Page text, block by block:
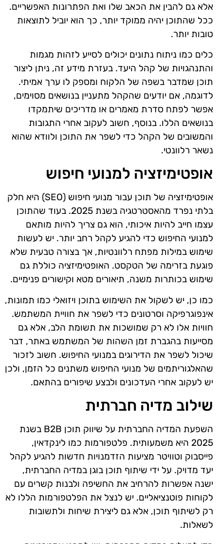
אלא גם להבין את הכאב שלו ואת הפתרונות האפשריים.
ככל שהתוכן יהיה ממוקד יותר, כך הוא יוביל לתוצאות
טובות יותר.
כלים כמו ניתוח נתונים יכולים לסייע לזהות מגמות
והתנהגויות של קהל היעד. בעזרת מידע זה, ניתן ליצור
תוכן שמדבר בשפה של הלקוח ומספק לו ערך אמיתי.
לדוגמה, אם יודעים שהקהל מתעניין בנושאים מסוימים,
אפשר לפתח סדרת מאמרים או מדריכים שיתמקדו
בנושאים הללו. בנוסף, חשוב לעקוב אחרי התגובות
והמשובים של הקהל כדי לשפר את התוכן ולוודא שהוא
נשאר רלוונטי.
אופטימיזציה למנועי חיפוש
אופטימיזציה של תוכן עבור מנועי חיפוש (SEO) היא חלק
בלתי נפרד מהאסטרטגיה בשנת 2025. בעוד שהתוכן
עצמו חייב להיות איכותי, הוא גם צריך להיות מותאם
למנועי החיפוש כדי להגיע לקהל רחב יותר. יש לעשות
שימוש במילות מפתח רלוונטיות, אך בצורה טבעית שלא
פוגעת בזרימה של הטקסט. האופטימיזציה כוללת גם
שימוש בכותרות משנה, תיאורים מטא וקישורים פנימיים.
כמו כן, יש לשקול את השימוש בתוכן ויזואלי כמו תמונות,
אינפוגרפיקה וסרטונים כדי לשפר את חוויית המשתמש.
חוויות אלו לא רק שמושכות את תשומת הלב, אלא גם
מסייעות בהגברת זמן השהות של המשתמש באתר, דבר
שיכול לשפר את הדירוגים במנועי החיפוש. חשוב לזכור
שהאלגוריתמים של מנועי החיפוש משתנים כל הזמן, ולכן
יש לעקוב אחרי העדכונים ולבצע שיפורים בהתאם.
שילוב מדיה חברתית
השפעת המדיה החברתית על שיווק תוכן B2B בשנת
2025 היא משמעותית. פלטפורמות כמו לינקדאין,
פייסבוק וטוויטר מציעות הזדמנויות חדשות להגיע לקהל
יעד מדויק. על ידי שיתוף תוכן בוגן במדיה החברתית,
ישנה אפשרות להרחיב את החשיפה ולבנות קשרים עם
לקוחות פוטנציאליים. יש לנצל את הפלטפורמות הללו לא
רק לשיתוף תוכן, אלא גם ליצירת שיחות ולתשובות
לשאלות.